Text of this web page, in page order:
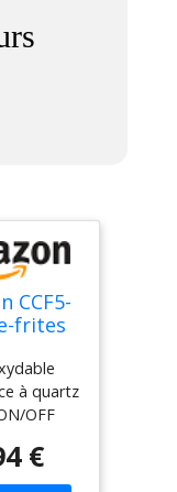
CCF5-
frites
à quartz
OFF
65 mm
€